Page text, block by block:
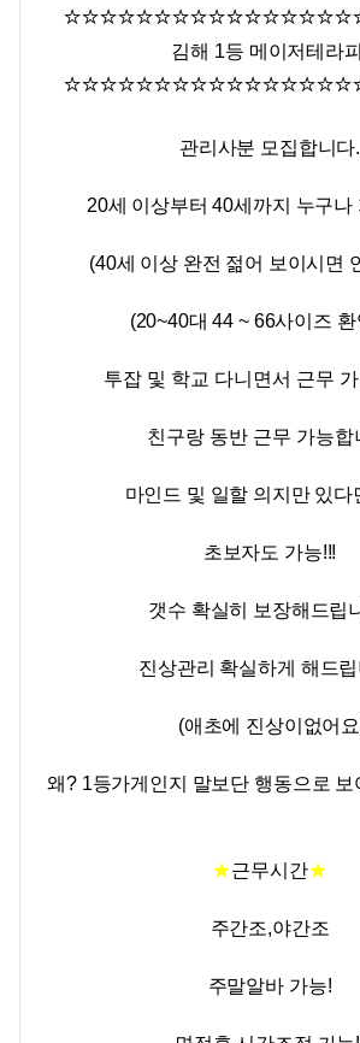
⭐⭐⭐⭐⭐⭐⭐⭐⭐⭐⭐⭐⭐⭐⭐⭐
김해 1등 메이저테라피
⭐⭐⭐⭐⭐⭐⭐⭐⭐⭐⭐⭐⭐⭐⭐⭐
관리사분 모집합니다.
20세 이상부터 40세까지 누구나
(40세 이상 완전 젊어 보이시면
(20~40대 44 ~ 66사이즈
투잡 및 학교 다니면서 근무
친구랑 동반 근무 가능합
마인드 및 일할 의지만 있다
초보자도 가능!!!
갯수 확실히 보장해드립
진상관리 확실하게 해드
(애초에 진상이없어
왜? 1등가게인지 말보단 행동으로
★근무시간★
주간조,야간조
주말알바 가능!